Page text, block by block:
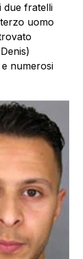
due fratelli
uomo
numerosi